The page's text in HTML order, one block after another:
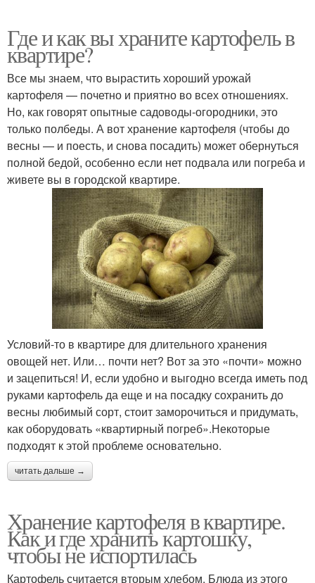
Где и как вы храните картофель в
квартире?
Все мы знаем, что вырастить хороший урожай
картофеля — почетно и приятно во всех отношениях.
Но, как говорят опытные садоводы‑огородники, это
только полбеды. А вот хранение картофеля (чтобы до
весны — и поесть, и снова посадить) может обернуться
полной бедой, особенно если нет подвала или погреба и
живете вы в городской квартире.
Условий-то в квартире для длительного хранения
овощей нет. Или… почти нет? Вот за это «почти» можно
и зацепиться! И, если удобно и выгодно всегда иметь под
руками картофель да еще и на посадку сохранить до
весны любимый сорт, стоит заморочиться и придумать,
как оборудовать «квартирный погреб».Некоторые
подходят к этой проблеме основательно.
читать дальше →
Хранение картофеля в квартире.
Как и где хранить картошку,
чтобы не испортилась
Картофель считается вторым хлебом. Блюда из этого